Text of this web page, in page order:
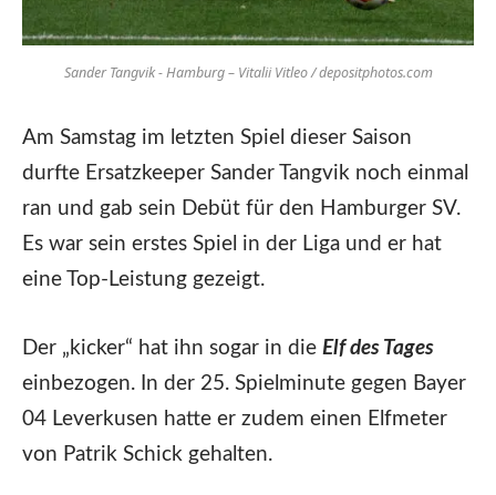
Sander Tangvik - Hamburg – Vitalii Vitleo / depositphotos.com
Am Samstag im letzten Spiel dieser Saison
durfte Ersatzkeeper Sander Tangvik noch einmal
ran und gab sein Debüt für den Hamburger SV.
Es war sein erstes Spiel in der Liga und er hat
eine Top-Leistung gezeigt.
Der „kicker“ hat ihn sogar in die Elf des Tages
einbezogen. In der 25. Spielminute gegen Bayer
04 Leverkusen hatte er zudem einen Elfmeter
von Patrik Schick gehalten.